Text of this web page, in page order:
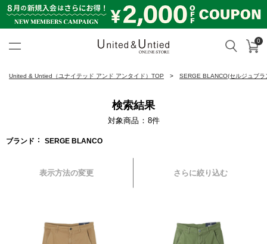
検索 カ
0
United & Untied（ユナイテッド アンド アンタイド）TOP SERGE BLANCO(セルジュブラ
検索結果
対象商品 8件
ブランド SERGE BLANCO
表示方法の変更 さらに絞り込む